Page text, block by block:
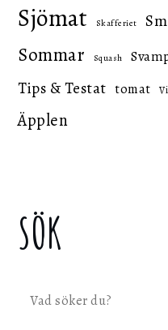
Sjömat Skafferiet
Sommar Squash
Tips & Testat tomat
Äpplen
SÖK
Sök